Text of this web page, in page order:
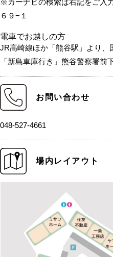
※カーナビの検索は右記をご入
６９−１
電車でお越しの方
JR高崎線ほか「熊谷駅」より、
「新島車庫行き」熊谷警察署前
お問い合わせ
048-527-4661
場内レイアウト